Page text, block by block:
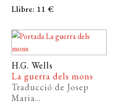
Llibre: 11 €
H.G. Wells
La guerra dels mons
Traducció de Josep
Maria...